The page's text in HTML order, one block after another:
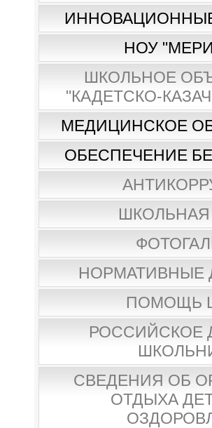
НОУ
ШКОЛЬНОЕ
"КАДЕТСКО-
МЕДИЦИНСКОЕ
ОБЕСПЕЧЕНИЕ
ШКОЛЬНАЯ
НОРМАТИВНЫЕ
ПОМОЩЬ
РОССИЙСКОЕ
СВЕДЕНИЯ ОБ
ОТДЫХА